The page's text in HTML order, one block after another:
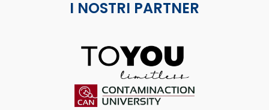
I NOSTRI PARTNER
ToYou